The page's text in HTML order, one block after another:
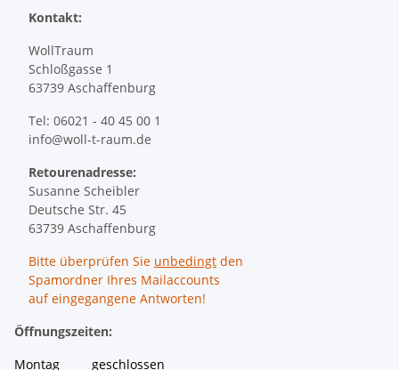
Kontakt:
WollTraum
Schloßgasse 1
63739 Aschaffenburg
Tel: 06021 - 40 45 00 1
info@woll-t-raum.de
Retourenadresse:
Susanne Scheibler
Deutsche Str. 45
63739 Aschaffenburg
Bitte überprüfen Sie unbedingt den
Spamordner Ihres Mailaccounts
auf eingegangene Antworten!
Öffnungszeiten:
Montag geschlossen